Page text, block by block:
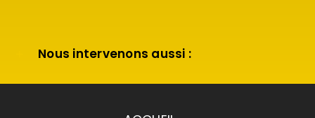
Nous intervenons aussi :